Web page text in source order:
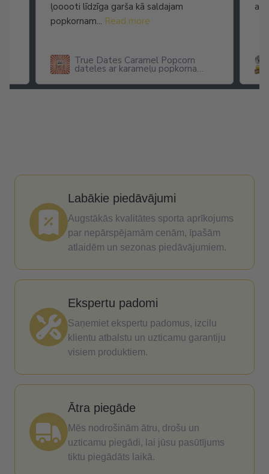
ļooooti līdzīga garša kā saldajam
popkornam... Read more
True Dates Caramel Popcorn
dateles ar karameļu popkorna
arī
Labākie piedāvājumi
Augstākās kvalitātes sporta aprīkojums
par nepārspējamām cenām, īpašām
atlaidēm un sezonas piedāvājumiem.
Ekspertu padomi
Saņemiet ekspertu padomus, izcilu
klientu atbalstu un uzticamu garantiju
visiem produktiem.
Ātra piegāde
Mēs nodrošinām ātru, drošu un
uzticamu piegādi, lai jūsu pasūtījums
tiktu piegādāts laikā.